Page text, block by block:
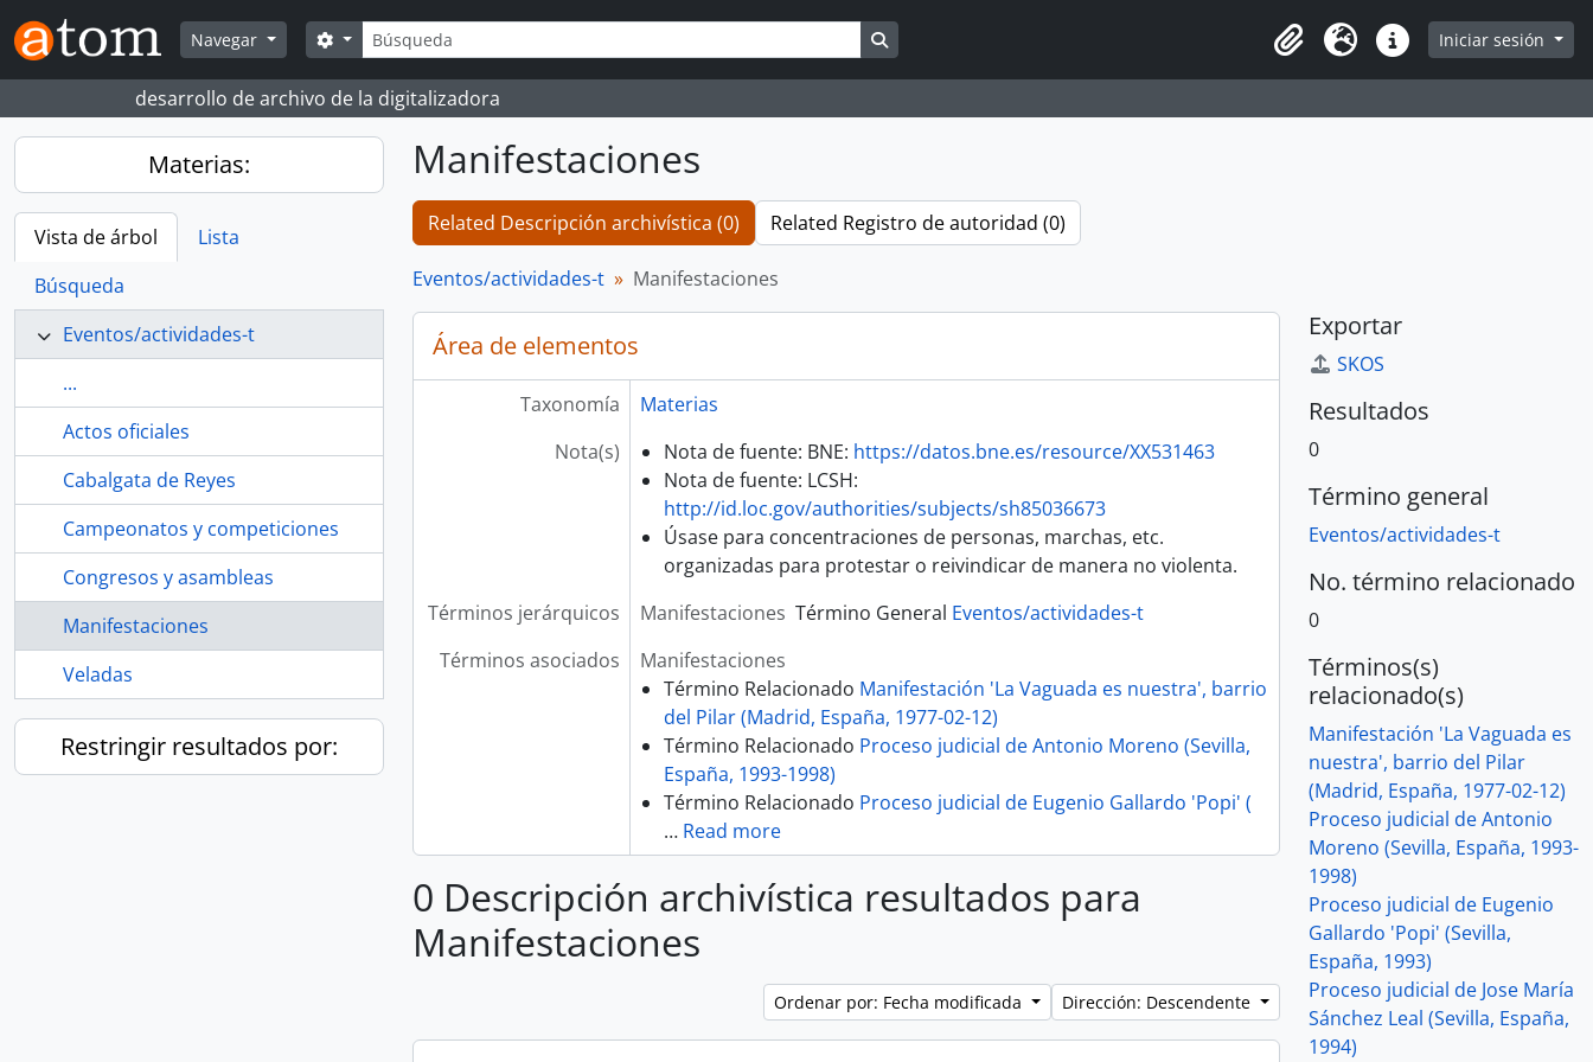
Skip to main content
Navegar
Búsqueda
Search options
Portapapeles
Idioma Enlaces rápidos
Iniciar sesión
desarrollo de archivo de la digitalizadora
Materias:
Vista de árbol
Lista
Búsqueda
Eventos/actividades-t
...
Actos oficiales
Cabalgata de Reyes
Campeonatos y competiciones
Congresos y asambleas
Manifestaciones
Veladas
Restringir resultados por:
Manifestaciones
Related Descripción archivística (0) Related Registro de autoridad (0)
Eventos/actividades-t Manifestaciones
Área de elementos
Taxonomía
Materias
Nota(s)
Nota de fuente: BNE: https://datos.bne.es/resource/XX531463
Nota de fuente: LCSH:
http://id.loc.gov/authorities/subjects/sh85036673
Úsase para concentraciones de personas, marchas, etc.
organizadas para protestar o reivindicar de manera no violenta.
Términos jerárquicos
Manifestaciones Término General Eventos/actividades-t
Términos asociados
Manifestaciones
Término Relacionado Manifestación 'La Vaguada es nuestra', barrio
del Pilar (Madrid, España, 1977-02-12)
Término Relacionado Proceso judicial de Antonio Moreno (Sevilla,
España, 1993-1998)
Término Relacionado Proceso judicial de Eugenio Gallardo 'Popi' (
… Read more
0 Descripción archivística resultados para
Manifestaciones
Ordenar por: Fecha modificada Dirección: Descendente
Exportar
SKOS
Resultados
0
Término general
Eventos/actividades-t
No. término relacionado
0
Términos(s)
relacionado(s)
Manifestación 'La Vaguada es
nuestra', barrio del Pilar
(Madrid, España, 1977-02-12)
Proceso judicial de Antonio
Moreno (Sevilla, España, 1993-
1998)
Proceso judicial de Eugenio
Gallardo 'Popi' (Sevilla,
España, 1993)
Proceso judicial de Jose María
Sánchez Leal (Sevilla, España,
1994)